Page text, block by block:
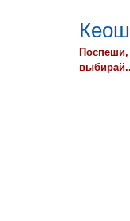
Поспеши,